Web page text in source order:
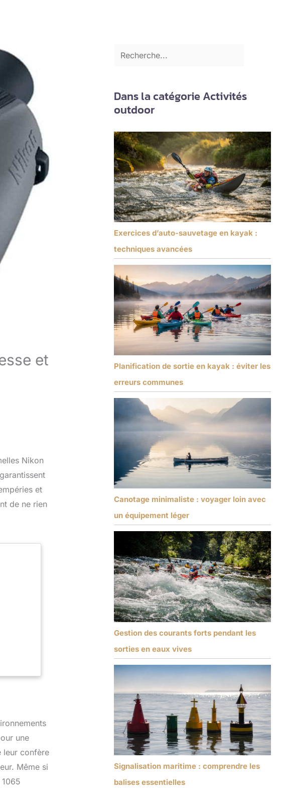
et
Nikon
et
de ne rien
une
leur confère
Même si
Dans la catégorie Activités
outdoor
Exercices d’auto-sauvetage en kayak :
techniques avancées
Planification de sortie en kayak : éviter les
erreurs communes
Canotage minimaliste : voyager loin avec
un équipement léger
Gestion des courants forts pendant les
sorties en eaux vives
Signalisation maritime : comprendre les
balises essentielles